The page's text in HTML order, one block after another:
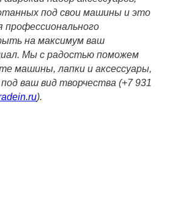
под свои машины и это
на максимум ваш
Мы с радостью поможем
машины, лапки и аксессуары,
ваш вид творчества (+7 931
).